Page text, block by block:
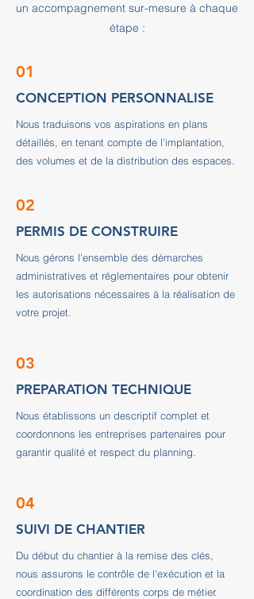
un accompagnement sur-mesure à chaque
étape :
01
CONCEPTION PERSONNALISE
Nous traduisons vos aspirations en plans
détaillés, en tenant compte de l'implantation,
des volumes et de la distribution des espaces.
02
PERMIS DE CONSTRUIRE
Nous gérons l'ensemble des démarches
administratives et réglementaires pour obtenir
les autorisations nécessaires à la réalisation de
votre projet.
03
PREPARATION TECHNIQUE
Nous établissons un descriptif complet et
coordonnons les entreprises partenaires pour
garantir qualité et respect du planning.
04
SUIVI DE CHANTIER
Du début du chantier à la remise des clés,
nous assurons le contrôle de l'exécution et la
coordination des différents corps de métier.